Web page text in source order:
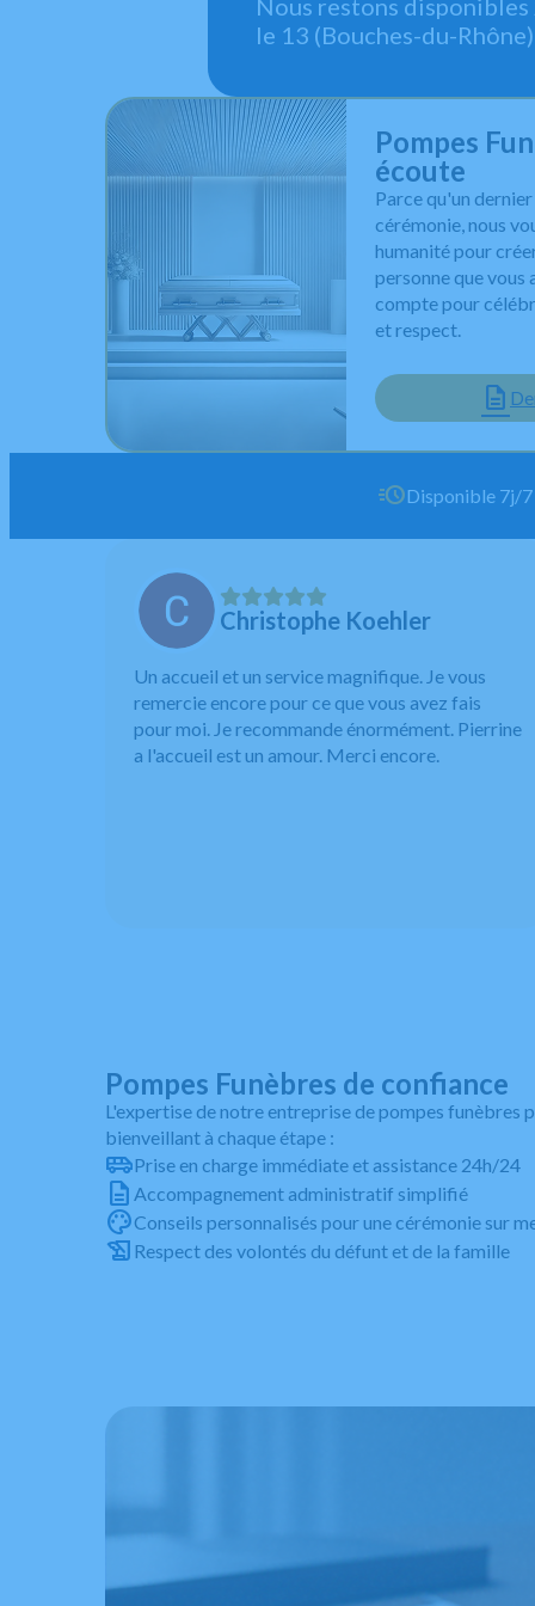
Nous restons
le 13 (Bouches-du-
Pompes
écoute
Parce qu'un dernier
cérémonie, nous
humanité pour
personne que vous
compte pour
et respect.
Disponible 7j/
Christophe Koehler
Un accueil et un service magnifique. Je vous
remercie encore pour ce que vous avez fais
pour moi. Je recommande énormément. Pierrine
a l'accueil est un amour. Merci encore.
Pompes Funèbres de confiance
L'expertise de notre entreprise de pompes funèbres
bienveillant à chaque étape :
Prise en charge immédiate et assistance 24h/24
Accompagnement administratif simplifié
Conseils personnalisés pour une cérémonie sur
Respect des volontés du défunt et de la famille